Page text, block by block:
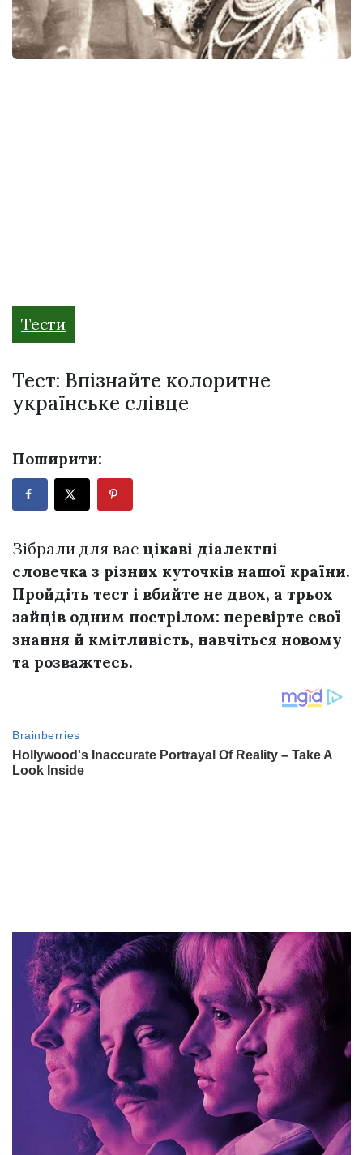
Тести
Тест: Впізнайте колоритне
українське слівце
Поширити:
Зібрали для вас цікаві діалектні
словечка з різних куточків нашої країни.
Пройдіть тест і вбийте не двох, а трьох
зайців одним пострілом: перевірте свої
знання й кмітливість, навчіться новому
та розважтесь.